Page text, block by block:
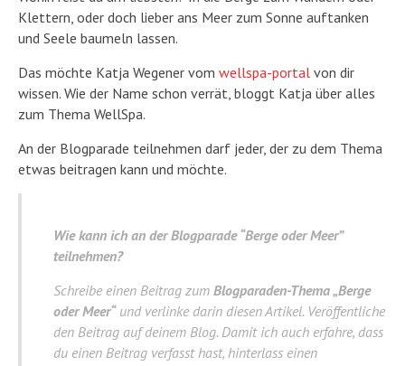
Klettern, oder doch lieber ans Meer zum Sonne auftanken
und Seele baumeln lassen.
Das möchte Katja Wegener vom wellspa-portal von dir
wissen. Wie der Name schon verrät, bloggt Katja über alles
zum Thema WellSpa.
An der Blogparade teilnehmen darf jeder, der zu dem Thema
etwas beitragen kann und möchte.
Wie kann ich an der Blogparade “Berge oder Meer”
teilnehmen?
Schreibe einen Beitrag zum Blogparaden-Thema „Berge
oder Meer“und verlinke darin diesen Artikel. Veröffentliche
den Beitrag auf deinem Blog. Damit ich auch erfahre, dass
du einen Beitrag verfasst hast, hinterlass einen